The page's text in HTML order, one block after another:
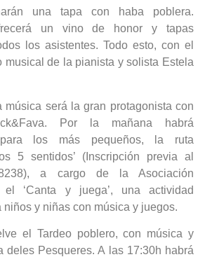
una tapa con haba poblera.
un vino de honor y tapas
los asistentes. Todo esto, con el
musical de la pianista y solista Estela
música será la gran protagonista con
Por la mañana habrá
para los más pequeños, la ruta
5 sentidos’ (Inscripción previa al
a cargo de la Asociación
el ‘Canta y juega’, una actividad
niños y niñas con música y juegos.
el Tardeo poblero, con música y
deles Pesqueres. A las 17:30h habrá